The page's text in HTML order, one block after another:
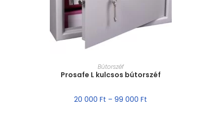
MÉRET VÁLASZTÁSA
Bútorszéf
Prosafe L kulcsos bútorszéf
20 000 Ft – 99 000 Ft